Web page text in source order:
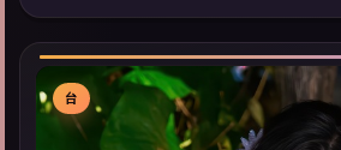
索同类型高分佳作，畅享高清在线追剧体
台